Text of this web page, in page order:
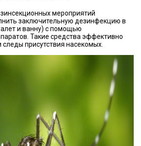
мероприятий
заключительную дезинфекцию в
и ванну) с помощью
Такие средства эффективно
следы присутствия насекомых.